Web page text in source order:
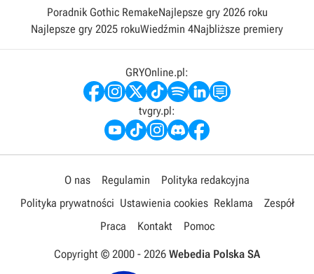
Poradnik Gothic RemakeNajlepsze gry 2026 roku
Najlepsze gry 2025 rokuWiedźmin 4Najbliższe premiery
GRYOnline.pl:
tvgry.pl:
O nas Regulamin
Polityka redakcyjna
Polityka prywatności Ustawienia cookies Reklama
Zespół
Praca
Kontakt Pomoc
Copyright © 2000 - 2026 Webedia Polska SA